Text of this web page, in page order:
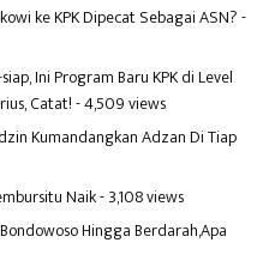
ke KPK Dipecat Sebagai ASN?-
Ini Program Baru KPK di Level
Catat!- 4,509 views
Kumandangkan Adzan Di Tiap
Naik- 3,108 views
Hingga Berdarah,Apa